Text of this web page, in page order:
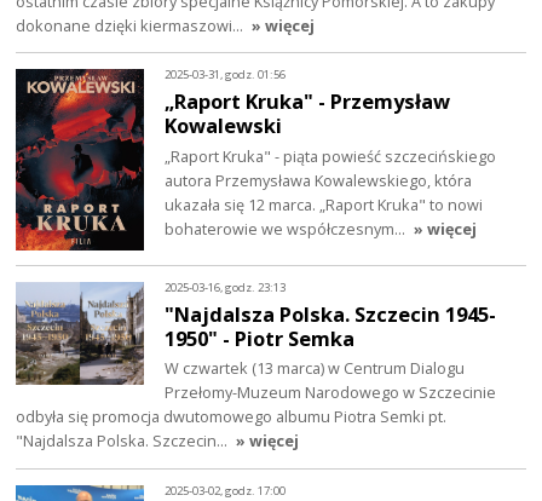
dokonane dzięki kiermaszowi… » więcej
2025-03-31, godz. 01:56
„Raport Kruka" - Przemysław
Kowalewski
„Raport Kruka" - piąta powieść szczecińskiego
autora Przemysława Kowalewskiego, która
ukazała się 12 marca. „Raport Kruka" to nowi
bohaterowie we współczesnym… » więcej
2025-03-16, godz. 23:13
"Najdalsza Polska. Szczecin 1945-
1950" - Piotr Semka
W czwartek (13 marca) w Centrum Dialogu
Przełomy-Muzeum Narodowego w Szczecinie
odbyła się promocja dwutomowego albumu Piotra Semki pt.
"Najdalsza Polska. Szczecin… » więcej
2025-03-02, godz. 17:00